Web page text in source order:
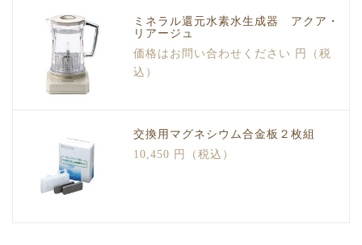
ミネラル還元水素水生成器 アクア・
リアージュ
価格はお問い合わせください 円（税
込）
交換用マグネシウム合金板２枚組
10,450 円（税込）